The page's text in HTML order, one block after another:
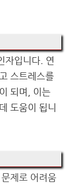
자입니다. 연
스트레스를
되며, 이는
도움이 됩니
제로 어려움